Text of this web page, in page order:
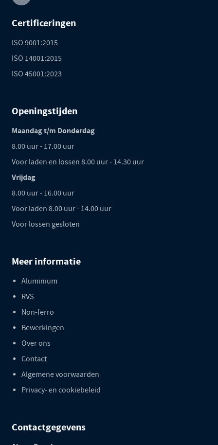
Certificeringen
ISO 9001:2015
ISO 14001:2015
ISO 45001:2023
Openingstijden
Maandag t/m Donderdag
8.00 uur - 17.00 uur
Voor laden en lossen 8.00 uur - 14.30 uur
Vrijdag
8.00 uur - 16.00 uur
Voor laden 8.00 uur - 14.00 uur
Voor lossen gesloten
Meer informatie
Aluminium
RVS
Non-ferro
Bewerkingen
Over ons
Contact
Algemene voorwaarden
Privacy- en cookiebeleid
Contactgegevens